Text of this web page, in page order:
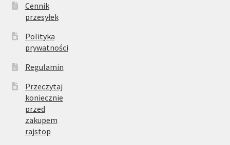
Cennik
przesyłek
Polityka
prywatności
Regulamin
Przeczytaj
koniecznie
przed
zakupem
rajstop